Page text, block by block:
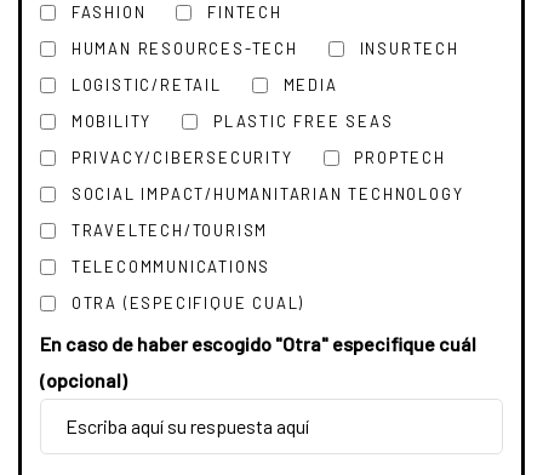
FASHION
FINTECH
HUMAN RESOURCES-TECH
INSURTECH
LOGISTIC/RETAIL
MEDIA
MOBILITY
PLASTIC FREE SEAS
PRIVACY/CIBERSECURITY
PROPTECH
SOCIAL IMPACT/HUMANITARIAN TECHNOLOGY
TRAVELTECH/TOURISM
TELECOMMUNICATIONS
OTRA (ESPECIFIQUE CUAL)
En caso de haber escogido "Otra" especifique cuál
(opcional)